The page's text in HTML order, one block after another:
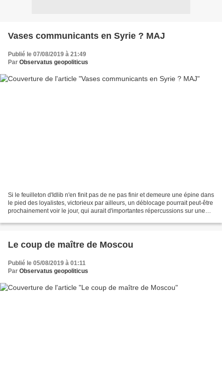
Vases communicants en Syrie ? MAJ
Publié le 07/08/2019 à 21:49
Par Observatus geopoliticus
Si le feuilleton d'Idlib n'en finit pas de ne pas finir et demeure une épine dans
le pied des loyalistes, victorieux par ailleurs, un déblocage pourrait peut-être
prochainement voir le jour, qui aurait d'importantes répercussions sur une
Le coup de maître de Moscou
Publié le 05/08/2019 à 01:11
Par Observatus geopoliticus